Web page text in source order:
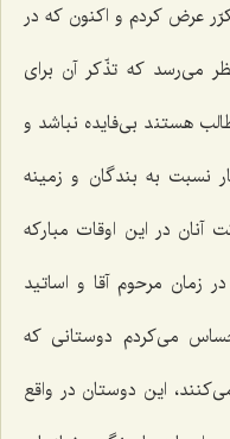
عرض كردم و اكنون كه در
می‌رسد كه تذّكر آن برای
هستند بی‌فایده نباشد و
نسبت به بندگان و زمینه
در این اوقات مباركه
زمان مرحوم آقا و اساتید
می‌كردم دوستانی كه
این دوستان در واقع